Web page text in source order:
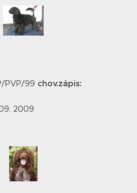
PVP/99 chov.zápis:
2009